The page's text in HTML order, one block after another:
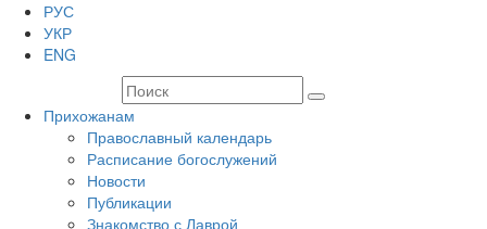
РУС
УКР
ENG
Прихожанам
Православный календарь
Расписание богослужений
Новости
Публикации
Знакомство с Лаврой